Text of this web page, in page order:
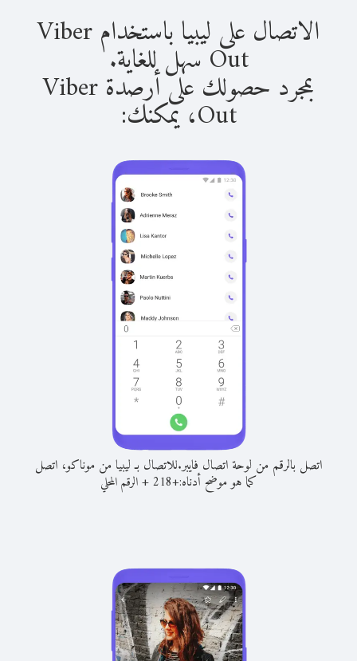
الاتصال على ليبيا باستخدام Viber
Out سهل للغاية.
بمجرد حصولك على أرصدة Viber
Out، يمكنك:
اتصل بالرقم من لوحة اتصال فايبر.للاتصال بـ ليبيا من موناكو، اتصل
كما هو موضح أدناه:+
218
+الرقم المحلي